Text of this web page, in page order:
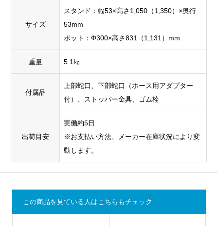
サイズ
スタンド：幅53×高さ1,050（1,350）×奥行
53mm
ポット：Φ300×高さ831（1,131）mm
重量 5.1㎏
付属品
上部蛇口、下部蛇口（ホース用アダプター
付）、ストッパー金具、ゴム栓
出荷目安
実働約5日
※お支払い方法、メーカー在庫状況により変
動します。
この商品を見ている人はこちらもチェック